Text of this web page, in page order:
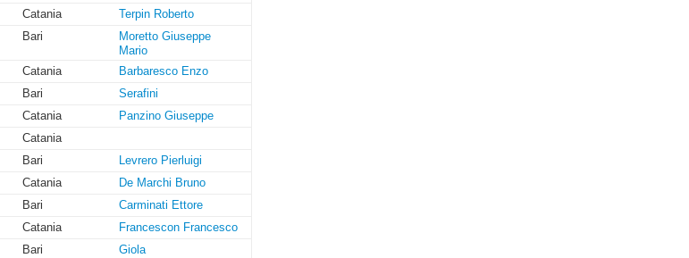
Catania
Terpin Roberto
Bari
Moretto Giuseppe
Mario
Catania
Barbaresco Enzo
Bari
Serafini
Catania
Panzino Giuseppe
Catania
Bari
Levrero Pierluigi
Catania
De Marchi Bruno
Bari
Carminati Ettore
Catania
Francescon Francesco
Bari
Giola